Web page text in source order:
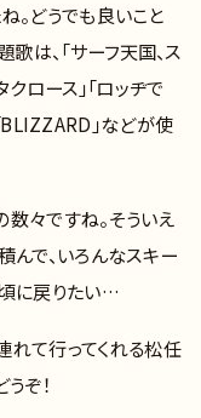
。どうでも良いこと
は、「サーフ天国、ス
ロース」「ロッヂで
BLIZZARD」などが使
々ですね。そういえ
んで、いろんなスキー
に戻りたい…
て行ってくれる松任
ぞ！